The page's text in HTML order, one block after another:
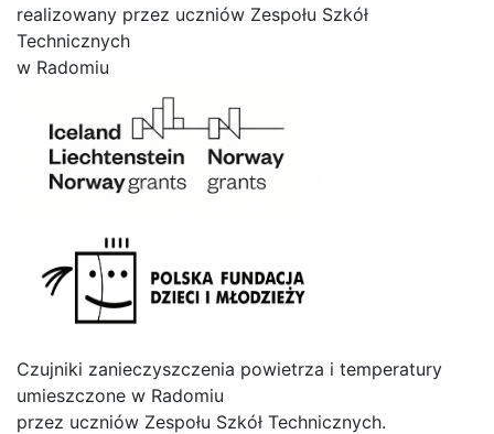
realizowany przez uczniów Zespołu Szkół
Technicznych
w Radomiu
Czujniki zanieczyszczenia powietrza i temperatury
umieszczone w Radomiu
przez uczniów Zespołu Szkół Technicznych.